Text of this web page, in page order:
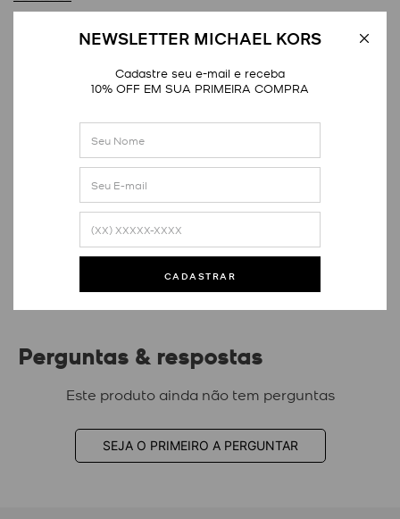
NEWSLETTER MICHAEL KORS
Cadastre seu e-mail e receba
10% OFF EM SUA PRIMEIRA COMPRA
CADASTRAR
Avaliações
Este produto ainda não tem avaliações
SEJA O PRIMEIRO A AVALIAR
Perguntas & respostas
Este produto ainda não tem perguntas
SEJA O PRIMEIRO A PERGUNTAR